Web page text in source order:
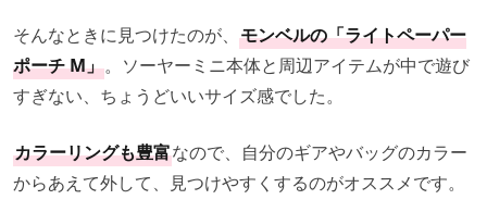
そんなときに見つけたのが、 モンベルの「ライトペーパー
ポーチ M」。ソーヤーミニ本体と周辺アイテムが中で遊び
すぎない、ちょうどいいサイズ感でした。
カラーリングも豊富なので、自分のギアやバッグのカラー
からあえて外して、見つけやすくするのがオススメです。